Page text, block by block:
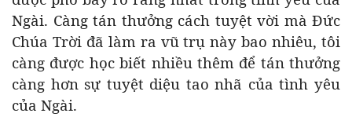
Ngài. Càng tán thưởng cách tuyệt vời mà Đức
Chúa Trời đã làm ra vũ trụ này bao nhiêu, tôi
càng được học biết nhiều thêm để tán thưởng
càng hơn sự tuyệt diệu tao nhã của tình yêu
của Ngài.